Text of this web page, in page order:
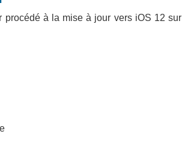
procédé à la mise à jour vers iOS 12 sur